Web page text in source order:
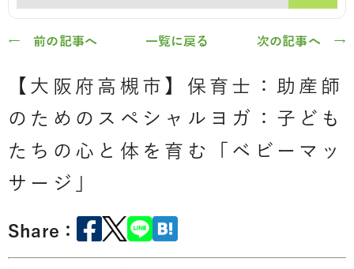
← 前の記事へ 一覧に戻る 次の記事へ →
【大阪府高槻市】保育士：助産師
のためのスペシャルヨガ：子ども
たちの心と体を育む「ベビーマッ
サージ」
Share：